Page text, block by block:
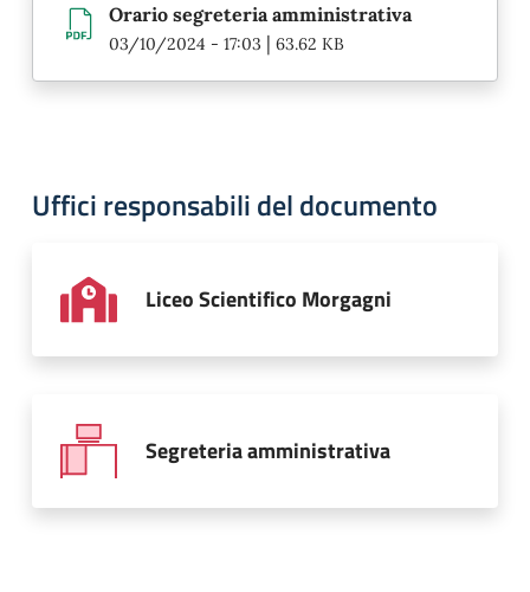
Orario segreteria amministrativa
03/10/2024 - 17:03 | 63.62 KB
Uffici responsabili del documento
Liceo Scientifico Morgagni
Segreteria amministrativa